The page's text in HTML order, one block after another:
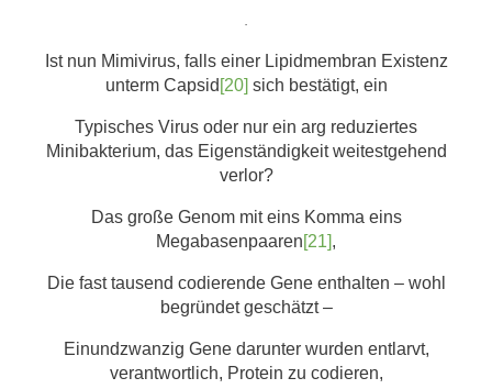
Ist nun Mimivirus, falls einer Lipidmembran Existenz
unterm Capsid [20] sich bestätigt, ein
Typisches Virus oder nur ein arg reduziertes
Minibakterium, das Eigenständigkeit weitestgehend
verlor?
Das große Genom mit eins Komma eins
Megabasenpaaren[21],
Die fast tausend codierende Gene enthalten – wohl
begründet geschätzt –
Einundzwanzig Gene darunter wurden entlarvt,
verantwortlich, Protein zu codieren,